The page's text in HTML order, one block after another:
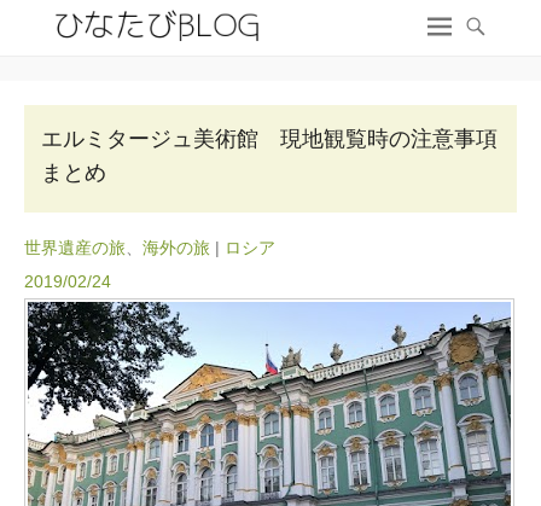
エルミタージュ美術館 現地観覧時の注意事項
まとめ
世界遺産の旅 海外の旅 | ロシア
2019/02/24